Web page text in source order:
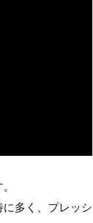
多く、プレッシ